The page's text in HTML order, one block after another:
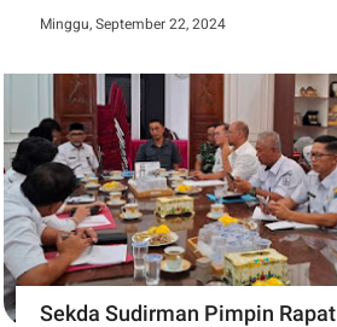
Minggu, September 22, 2024
Sekda Sudirman Pimpin Rapat